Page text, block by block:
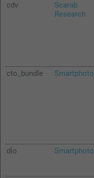
cdv
Scarab
Research
cto_bundle Smartphoto
dlo Smartphoto